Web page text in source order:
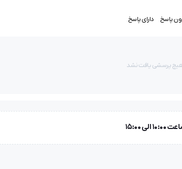
و بازار داخلی به خوبی پس داده است و همچنین گارانتی یک
اوازم ذکر شده حتما تحویل بگیرید.
پاسخ دارای پاسخ
پرسشی یافت نشد